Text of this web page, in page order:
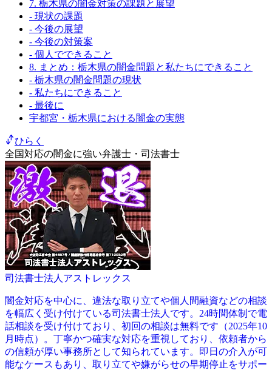
7. 栃木県の闇金対策の課題と展望
- 現状の課題
- 今後の展望
- 今後の対策案
- 個人でできること
8. まとめ：栃木県の闇金問題と私たちにできること
- 栃木県の闇金問題の現状
- 私たちにできること
- 最後に
宇都宮・栃木県における闇金の実態
ひらく
全国対応の闇金に強い弁護士・司法書士
司法書士法人アストレックス
闇金対応を中心に、違法な取り立てや個人間融資などの相談
を幅広く受け付けている司法書士法人です。24時間体制で電
話相談を受け付けており、初回の相談は無料です（2025年10
月時点）。丁寧かつ確実な対応を重視しており、依頼者から
の信頼が厚い事務所として知られています。即日の介入が可
能なケースもあり、取り立てや嫌がらせの早期停止をサポー